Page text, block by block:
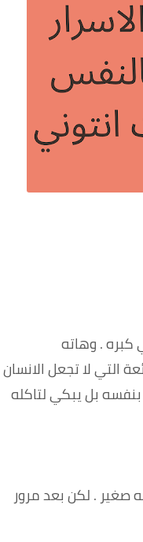
كبره . وهاته
التي لا تجعل الانسان
بل يبكي لتاكله
صغير . لكن بعد مرور